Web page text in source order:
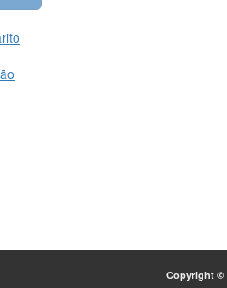
Copyright ©